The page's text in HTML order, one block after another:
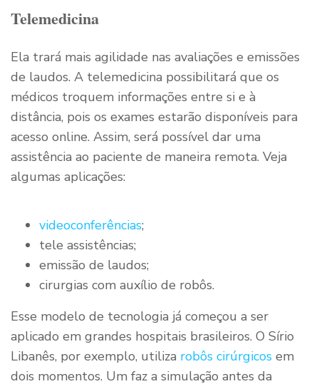
Telemedicina
Ela trará mais agilidade nas avaliações e emissões
de laudos. A telemedicina possibilitará que os
médicos troquem informações entre si e à
distância, pois os exames estarão disponíveis para
acesso online. Assim, será possível dar uma
assistência ao paciente de maneira remota. Veja
algumas aplicações:
videoconferências;
tele assistências;
emissão de laudos;
cirurgias com auxílio de robôs.
Esse modelo de tecnologia já começou a ser
aplicado em grandes hospitais brasileiros. O Sírio
Libanês, por exemplo, utiliza robôs cirúrgicos em
dois momentos. Um faz a simulação antes da